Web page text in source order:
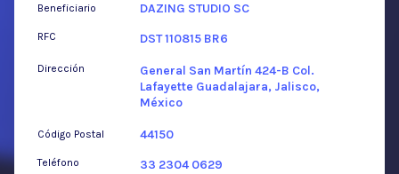
Beneficiario
RFC
DAZING STUDIO SC
DST 110815 BR6
Dirección
General San Martín 424-B Col.
Lafayette Guadalajara, Jalisco,
México
Código Postal
Teléfono
44150
33 2304 0629